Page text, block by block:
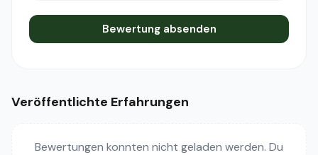
Bewertung absenden
Veröffentlichte Erfahrungen
Bewertungen konnten nicht geladen werden. Du